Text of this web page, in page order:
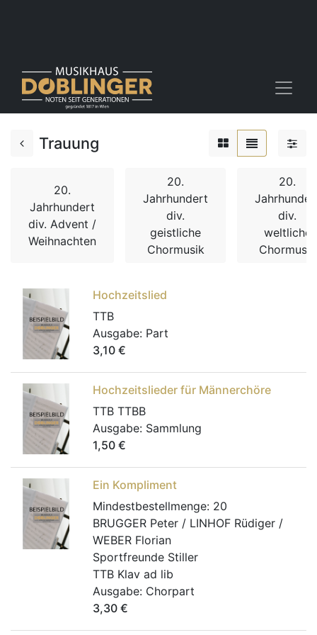
Trauung
20.
Jahrhundert
div. Advent /
Weihnachten
20.
Jahrhundert
div.
geistliche
Chormusik
20.
div.
weltliche
Chormusik
Hochzeitslied
TTB
Ausgabe: Part
3,10 €
Hochzeitslieder für Männerchöre
TTB TTBB
Ausgabe: Sammlung
1,50 €
Ein Kompliment
Mindestbestellmenge: 20
BRUGGER Peter / LINHOF Rüdiger /
WEBER Florian
Sportfreunde Stiller
TTB Klav ad lib
Ausgabe: Chorpart
3,30 €